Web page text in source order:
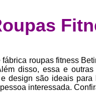
Private
para
Private
fábrica roupas fitness
disso, essa e
design são ideais
interessada.